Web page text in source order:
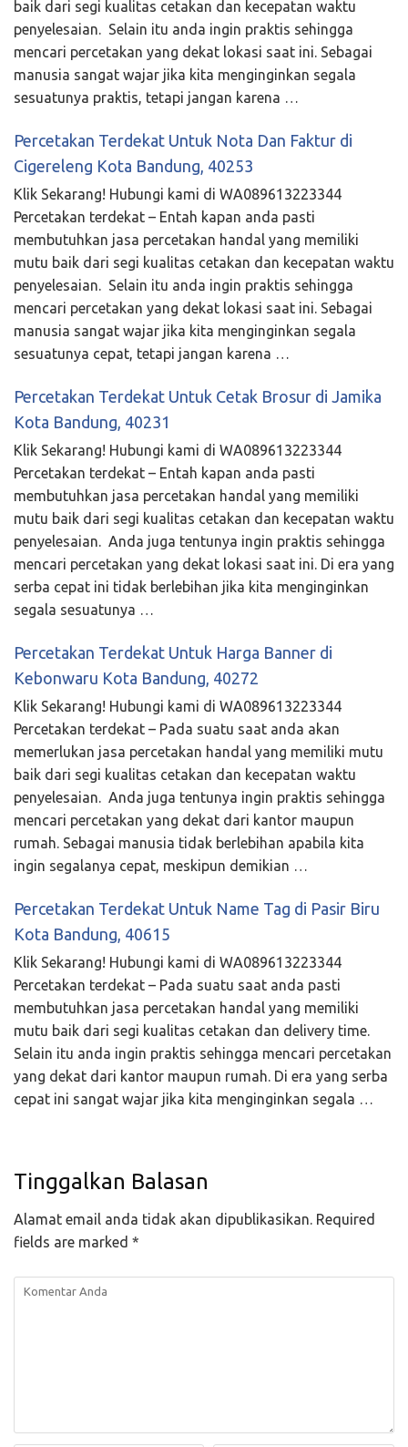
baik dari segi kualitas cetakan dan kecepatan waktu
penyelesaian. Selain itu anda ingin praktis sehingga
mencari percetakan yang dekat lokasi saat ini. Sebagai
manusia sangat wajar jika kita menginginkan segala
sesuatunya praktis, tetapi jangan karena …
Percetakan Terdekat Untuk Nota Dan Faktur di
Cigereleng Kota Bandung, 40253
Klik Sekarang! Hubungi kami di WA089613223344
Percetakan terdekat – Entah kapan anda pasti
membutuhkan jasa percetakan handal yang memiliki
mutu baik dari segi kualitas cetakan dan kecepatan waktu
penyelesaian. Selain itu anda ingin praktis sehingga
mencari percetakan yang dekat lokasi saat ini. Sebagai
manusia sangat wajar jika kita menginginkan segala
sesuatunya cepat, tetapi jangan karena …
Percetakan Terdekat Untuk Cetak Brosur di Jamika
Kota Bandung, 40231
Klik Sekarang! Hubungi kami di WA089613223344
Percetakan terdekat – Entah kapan anda pasti
membutuhkan jasa percetakan handal yang memiliki
mutu baik dari segi kualitas cetakan dan kecepatan waktu
penyelesaian. Anda juga tentunya ingin praktis sehingga
mencari percetakan yang dekat lokasi saat ini. Di era yang
serba cepat ini tidak berlebihan jika kita menginginkan
segala sesuatunya …
Percetakan Terdekat Untuk Harga Banner di
Kebonwaru Kota Bandung, 40272
Klik Sekarang! Hubungi kami di WA089613223344
Percetakan terdekat – Pada suatu saat anda akan
memerlukan jasa percetakan handal yang memiliki mutu
baik dari segi kualitas cetakan dan kecepatan waktu
penyelesaian. Anda juga tentunya ingin praktis sehingga
mencari percetakan yang dekat dari kantor maupun
rumah. Sebagai manusia tidak berlebihan apabila kita
ingin segalanya cepat, meskipun demikian …
Percetakan Terdekat Untuk Name Tag di Pasir Biru
Kota Bandung, 40615
Klik Sekarang! Hubungi kami di WA089613223344
Percetakan terdekat – Pada suatu saat anda pasti
membutuhkan jasa percetakan handal yang memiliki
mutu baik dari segi kualitas cetakan dan delivery time.
Selain itu anda ingin praktis sehingga mencari percetakan
yang dekat dari kantor maupun rumah. Di era yang serba
cepat ini sangat wajar jika kita menginginkan segala …
Tinggalkan Balasan
Alamat email anda tidak akan dipublikasikan. Required
fields are marked *